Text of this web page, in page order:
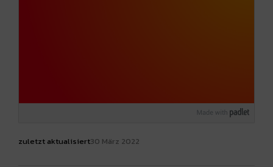
zuletzt aktualisiert30 März 2022